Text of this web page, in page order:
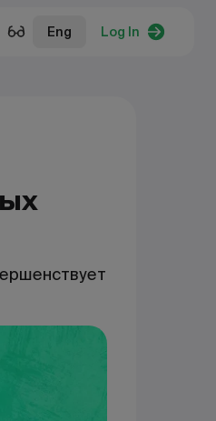
Eng Log In